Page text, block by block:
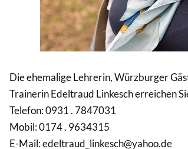
Die ehemalige Lehrerin, Würzburger
Trainerin Edeltraud Linkesch erreichen
Telefon: 0931 . 7847031
Mobil: 0174 . 9634315
E-Mail: edeltraud_linkesch@yahoo.de